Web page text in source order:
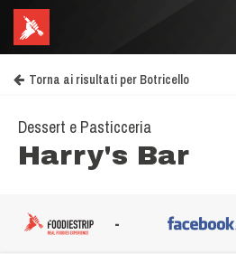
Torna ai risultati per Botricello
Dessert e Pasticceria
Harry's Bar
-